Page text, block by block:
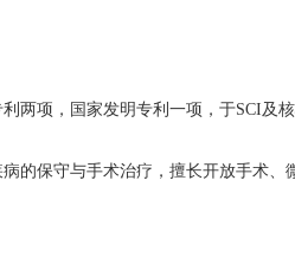
两项，国家发明专利一项，于SCI及
的保守与手术治疗，擅长开放手术